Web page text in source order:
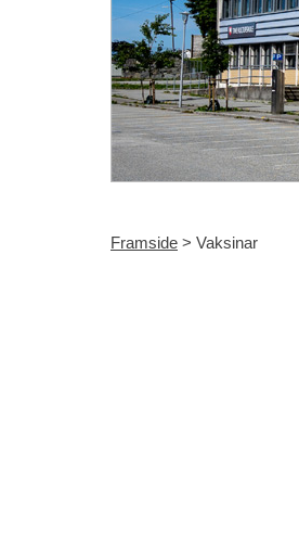
Framside > Vaksinar